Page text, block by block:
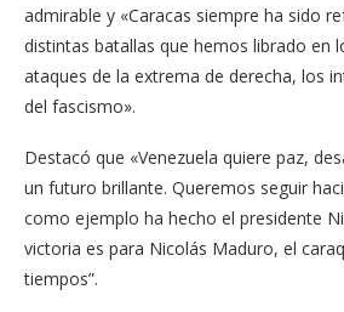
admirable y «Caracas siempre ha sido
distintas batallas que hemos librado en
ataques de la extrema de derecha, los
del fascismo».
Destacó que «Venezuela quiere paz,
un futuro brillante. Queremos seguir
como ejemplo ha hecho el presidente
victoria es para Nicolás Maduro, el
tiempos”.